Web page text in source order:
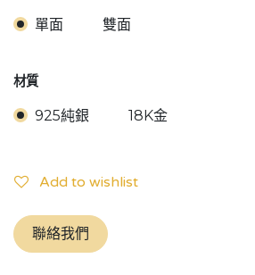
單面 雙面
材質
925純銀 18K金
Add to wishlist
聯絡我們